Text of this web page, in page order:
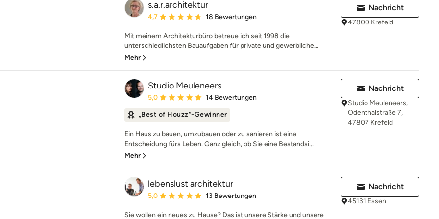
s.a.r.architektur
Durchschnittliche Bewertung: 4.7 von 5 Sternen
4,7 18 Bewertungen
Mit meinem Architekturbüro betreue ich seit 1998 die
unterschiedlichsten Bauaufgaben für private und gewerbliche...
Mehr
Nachricht
47800 Krefeld
Studio Meuleneers
Durchschnittliche Bewertung: 5 von 5 Sternen
5,0 14 Bewertungen
„Best of Houzz“-Gewinner
Ein Haus zu bauen, umzubauen oder zu sanieren ist eine
Entscheidung fürs Leben. Ganz gleich, ob Sie eine Bestandsi...
Mehr
Nachricht
Studio Meuleneers,
Odenthalstraße 7,
47807 Krefeld
lebenslust architektur
Durchschnittliche Bewertung: 5 von 5 Sternen
5,0 13 Bewertungen
Sie wollen ein neues zu Hause? Das ist unsere Stärke und unsere
Nachricht
45131 Essen